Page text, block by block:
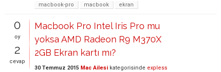
macbook-pro
macbook ekran
0
oy
2
cevap
Macbook Pro Intel Iris Pro mu
yoksa AMD Radeon R9 M370X
2GB Ekran kartı mı?
30 Temmuz 2015 Mac Ailesi kategorisinde expless